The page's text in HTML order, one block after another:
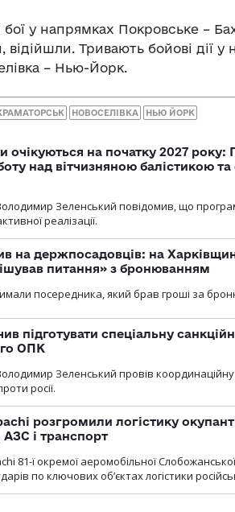
у напрямках Покровське –
відійшли. Тривають бойові дії у
– Нью-Йорк.
НОВОСЕЛІВКА НЬЮ ЙОРК
очікуються на початку 2027 року:
над вітчизняною балістикою
Зеленський повідомив, що
реалізації.
на держпосадовців: на
питання» з бронюванням
посередника, який брав гроші за
підготувати спеціальну
ОПК
Зеленський провів
росії.
розгромили логістику
і транспорт
81-ї окремої аеромобільної
по ключових об’єктах логістики